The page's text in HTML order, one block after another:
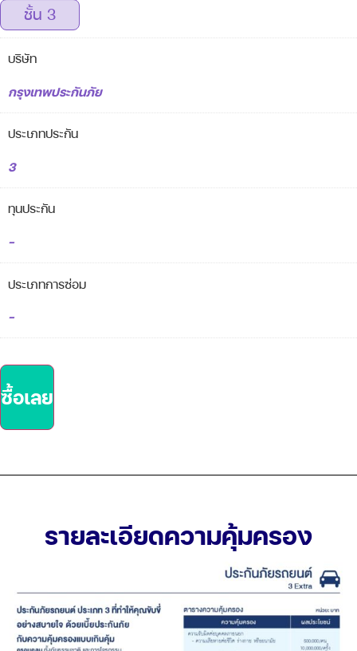
ชั้น 3
บริษัท
กรุงเทพประกันภัย
ประเภทประกัน
3
ทุนประกัน
-
ประเภทการซ่อม
-
ซื้อเลย
รายละเอียดความคุ้มครอง